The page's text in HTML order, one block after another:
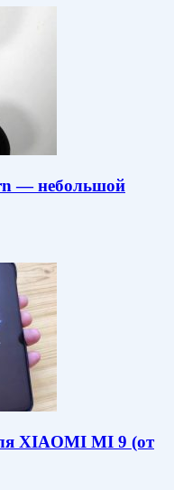
— небольшой
XIAOMI MI 9 (от